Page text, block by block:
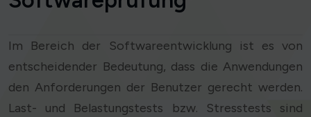
Im Bereich der Softwareentwicklung ist es von
entscheidender Bedeutung, dass die Anwendungen
den Anforderungen der Benutzer gerecht werden.
Last- und Belastungstests bzw. Stresstests sind